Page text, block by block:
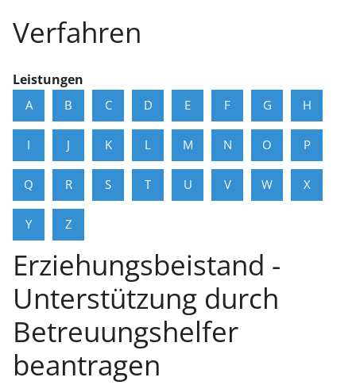
Verfahren
Leistungen
A B C D E F G H
I J K L M N O P
Q R S T U V W X
Y Z
Erziehungsbeistand -
Unterstützung durch
Betreuungshelfer
beantragen